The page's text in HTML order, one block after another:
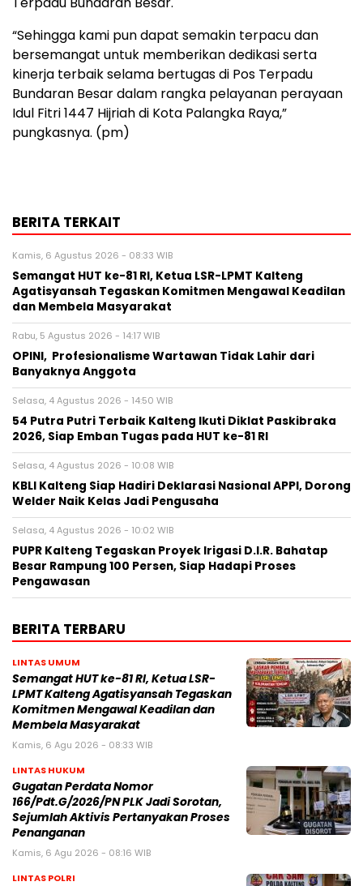
“Sehingga kami pun dapat semakin terpacu dan
bersemangat untuk memberikan dedikasi serta
kinerja terbaik selama bertugas di Pos Terpadu
Bundaran Besar dalam rangka pelayanan perayaan
Idul Fitri 1447 Hijriah di Kota Palangka Raya,”
pungkasnya. (pm)
BERITA TERKAIT
Kamis, 6 Agustus 2026 - 08:33 WIB
Semangat HUT ke-81 RI, Ketua LSR-LPMT Kalteng
Agatisyansah Tegaskan Komitmen Mengawal Keadilan
dan Membela Masyarakat
Rabu, 5 Agustus 2026 - 14:17 WIB
OPINI, Profesionalisme Wartawan Tidak Lahir dari
Banyaknya Anggota
Selasa, 4 Agustus 2026 - 14:50 WIB
54 Putra Putri Terbaik Kalteng Ikuti Diklat Paskibraka
2026, Siap Emban Tugas pada HUT ke-81 RI
Selasa, 4 Agustus 2026 - 10:08 WIB
KBLI Kalteng Siap Hadiri Deklarasi Nasional APPI, Dorong
Welder Naik Kelas Jadi Pengusaha
Selasa, 4 Agustus 2026 - 10:02 WIB
PUPR Kalteng Tegaskan Proyek Irigasi D.I.R. Bahatap
Besar Rampung 100 Persen, Siap Hadapi Proses
Pengawasan
BERITA TERBARU
LINTAS UMUM
Semangat HUT ke-81 RI, Ketua LSR-
LPMT Kalteng Agatisyansah Tegaskan
Komitmen Mengawal Keadilan dan
Membela Masyarakat
Kamis, 6 Agu 2026 - 08:33 WIB
LINTAS HUKUM
Gugatan Perdata Nomor
166/Pdt.G/2026/PN PLK Jadi Sorotan,
Sejumlah Aktivis Pertanyakan Proses
Penanganan
Kamis, 6 Agu 2026 - 08:16 WIB
LINTAS POLRI